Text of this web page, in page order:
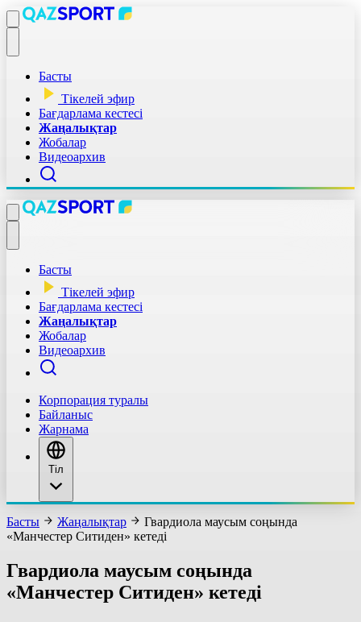
Басты
Тікелей эфир
Бағдарлама кестесі
Жаңалықтар
Жобалар
Видеоархив
Басты
Тікелей эфир
Бағдарлама кестесі
Жаңалықтар
Жобалар
Видеоархив
Корпорация туралы
Байланыс
Жарнама
Тіл
Басты Жаңалықтар
Гвардиола маусым соңында
«Манчестер Ситиден» кетеді
Гвардиола маусым соңында
«Манчестер Ситиден» кетеді